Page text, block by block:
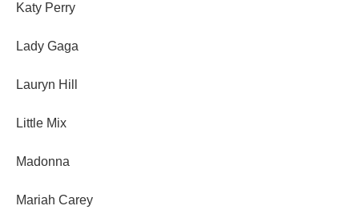
Katy Perry
Lady Gaga
Lauryn Hill
Little Mix
Madonna
Mariah Carey